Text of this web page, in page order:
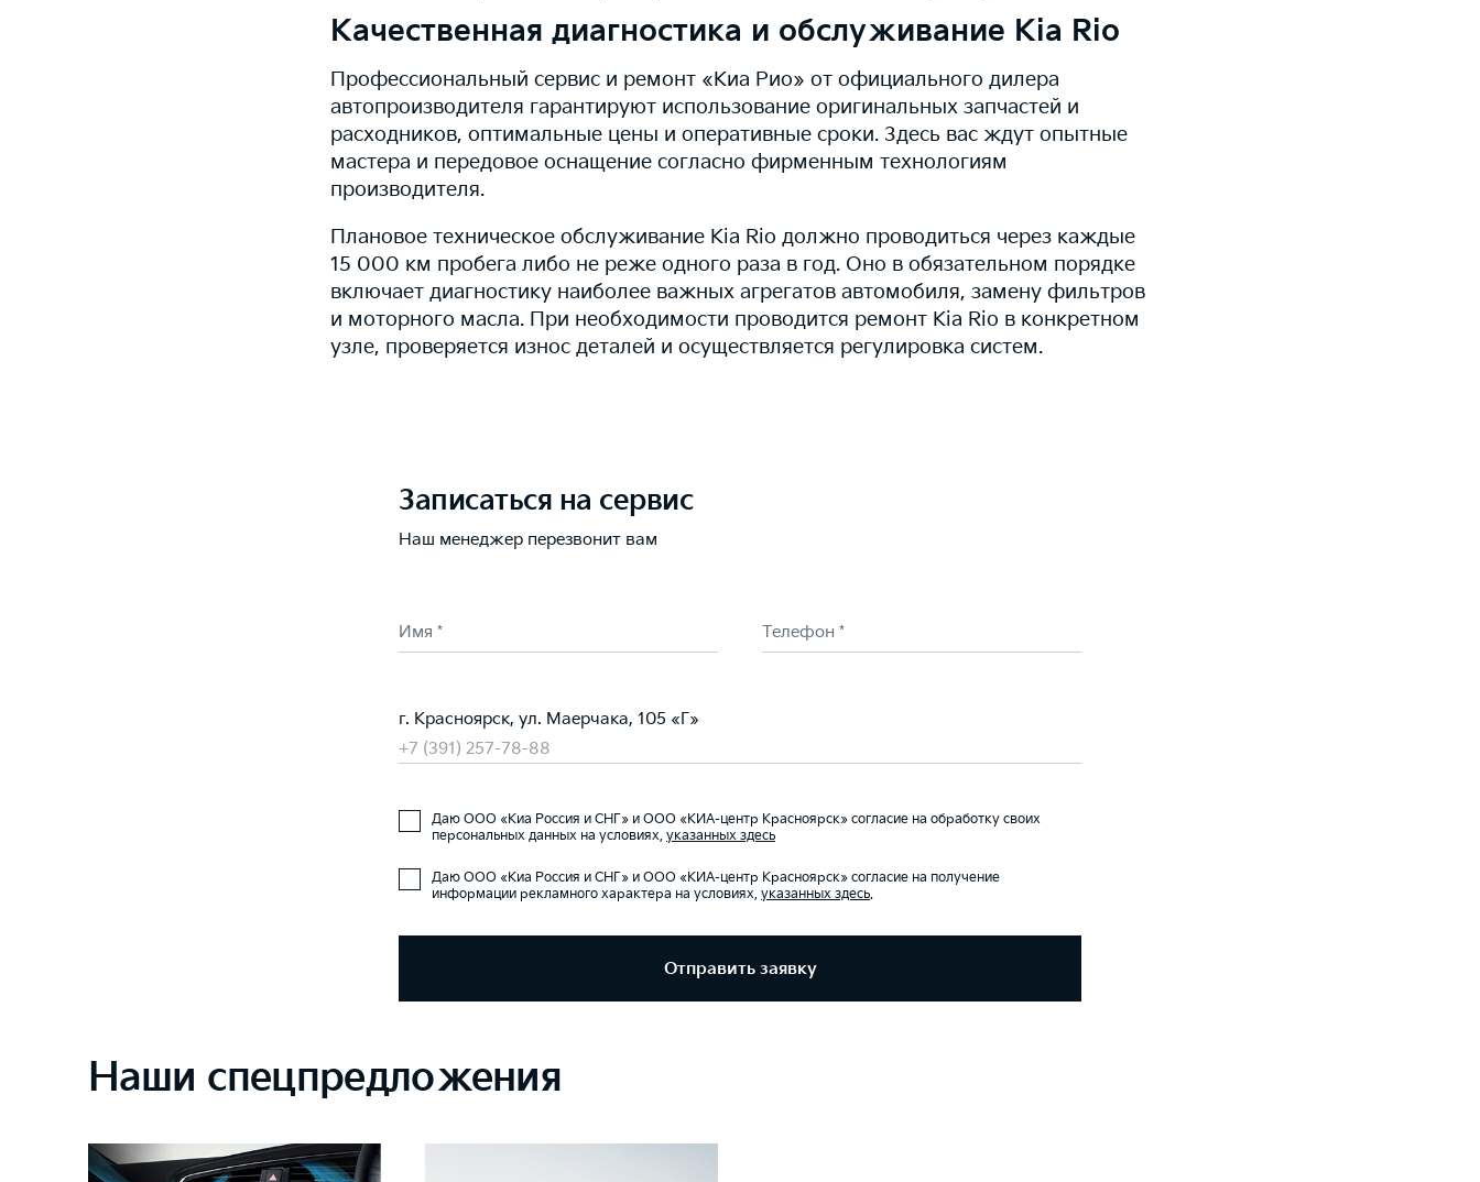
Качественная диагностика и обслуживание Kia Rio
Профессиональный сервис и ремонт «Киа Рио» от официального дилера
автопроизводителя гарантируют использование оригинальных запчастей и
расходников, оптимальные цены и оперативные сроки. Здесь вас ждут опытные
мастера и передовое оснащение согласно фирменным технологиям
производителя.
Плановое техническое обслуживание Kia Rio должно проводиться через каждые
15 000 км пробега либо не реже одного раза в год. Оно в обязательном порядке
включает диагностику наиболее важных агрегатов автомобиля, замену фильтров
и моторного масла. При необходимости проводится ремонт Kia Rio в конкретном
узле, проверяется износ деталей и осуществляется регулировка систем.
Записаться на сервис
Наш менеджер перезвонит вам
Имя * Телефон *
г. Красноярск, ул. Маерчака, 105 «Г»
+7 (391) 257-78-88
Даю ООО «Киа Россия и СНГ» и ООО «КИА-центр Красноярск» согласие на обработку своих
персональных данных на условиях, указанных здесь
Даю ООО «Киа Россия и СНГ» и ООО «КИА-центр Красноярск» согласие на получение
информации рекламного характера на условиях, указанных здесь.
Отправить заявку
Наши спецпредложения